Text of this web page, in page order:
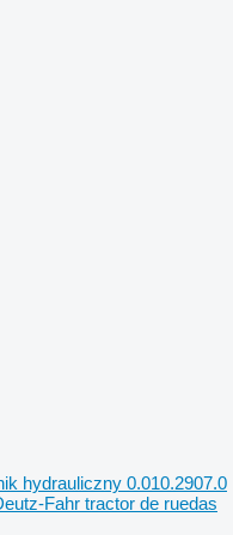
hydrauliczny 0.010.2907.0
Fahr tractor de ruedas